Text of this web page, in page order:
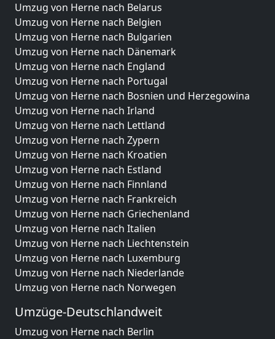
Umzug von Herne nach Belarus
Umzug von Herne nach Belgien
Umzug von Herne nach Bulgarien
Umzug von Herne nach Dänemark
Umzug von Herne nach England
Umzug von Herne nach Portugal
Umzug von Herne nach Bosnien und Herzegowina
Umzug von Herne nach Irland
Umzug von Herne nach Lettland
Umzug von Herne nach Zypern
Umzug von Herne nach Kroatien
Umzug von Herne nach Estland
Umzug von Herne nach Finnland
Umzug von Herne nach Frankreich
Umzug von Herne nach Griechenland
Umzug von Herne nach Italien
Umzug von Herne nach Liechtenstein
Umzug von Herne nach Luxemburg
Umzug von Herne nach Niederlande
Umzug von Herne nach Norwegen
Umzüge-Deutschlandweit
Umzug von Herne nach Berlin